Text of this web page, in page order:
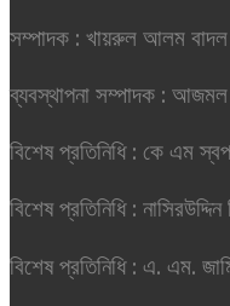
সম্পাদক : খায়রুল আলম বাদল
ব্যবস্থাপনা সম্পাদক :
বিশেষ প্রতিনিধি : কে এম
বিশেষ প্রতিনিধি : নাসিরউদ্দিন
বিশেষ প্রতিনিধি : এ. এম.